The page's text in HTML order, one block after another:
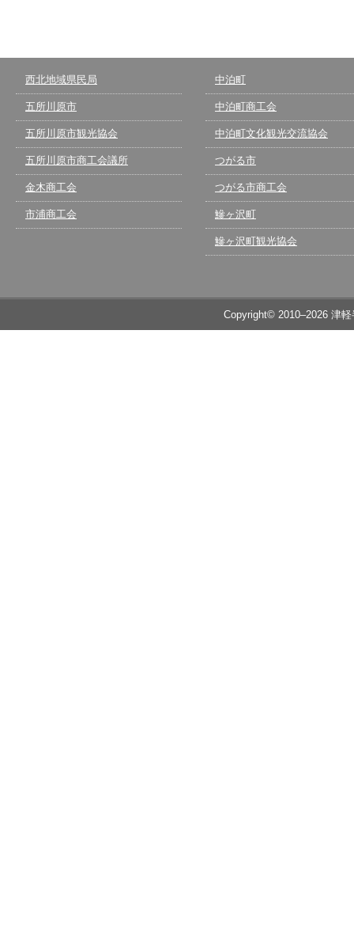
西北地域県民局
五所川原市
五所川原市観光協会
五所川原市商工会議所
金木商工会
市浦商工会
中泊町
中泊町商工会
中泊町文化観光交流協会
つがる市
つがる市商工会
鰺ヶ沢町
鰺ヶ沢町観光協会
Copyright© 2010–2026 津